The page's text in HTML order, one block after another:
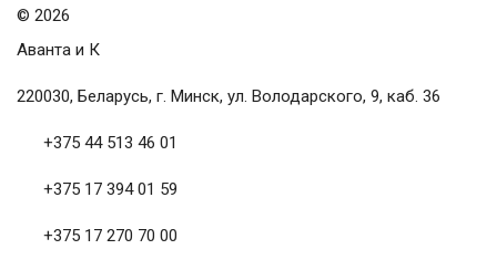
© 2026
Аванта и К
220030, Беларусь, г. Минск, ул. Володарского, 9, каб. 36
+375 44 513 46 01
+375 17 394 01 59
+375 17 270 70 00